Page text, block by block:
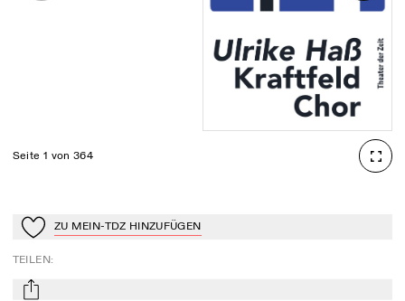
Seite 1 von 364
Zu Mein-TdZ hinzufügen
ZU MEIN-TDZ HINZUFÜGEN
TEILEN:
mail